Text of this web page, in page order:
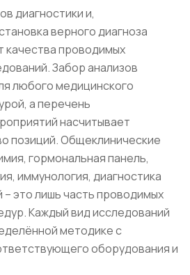
диагностики и,
верного диагноза
качества проводимых
Забор анализов
любого медицинского
а перечень
насчитывает
позиций. Общеклинические
гормональная панель,
иммунология, диагностика
– это лишь часть проводимых
Каждый вид исследований
методике с
оборудования и